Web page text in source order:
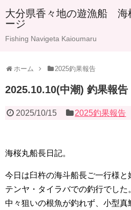
大分県香々地の遊漁船 海
ージ
Fishing Navigeta Kaioumaru
ホーム 2025釣果報告
2025.10.10(中潮) 釣果報告
2025/10/15 2025釣果報告
海桜丸船長日記。
今日は臼杵の海斗船長ご一行様と
テンヤ・タイラバでの釣行でした
中々狙いの根魚が釣れず、小型